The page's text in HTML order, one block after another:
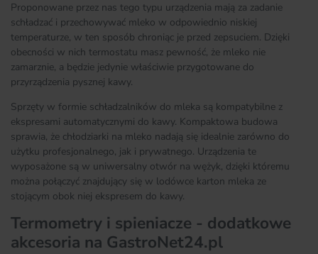
Proponowane przez nas tego typu urządzenia mają za zadanie
schładzać i przechowywać mleko w odpowiednio niskiej
temperaturze, w ten sposób chroniąc je przed zepsuciem. Dzięki
obecności w nich termostatu masz pewność, że mleko nie
zamarznie, a będzie jedynie właściwie przygotowane do
przyrządzenia pysznej kawy.
Sprzęty w formie schładzalników do mleka są kompatybilne z
ekspresami automatycznymi do kawy. Kompaktowa budowa
sprawia, że chłodziarki na mleko nadają się idealnie zarówno do
użytku profesjonalnego, jak i prywatnego. Urządzenia te
wyposażone są w uniwersalny otwór na wężyk, dzięki któremu
można połączyć znajdujący się w lodówce karton mleka ze
stojącym obok niej ekspresem do kawy.
Termometry i spieniacze - dodatkowe
akcesoria na GastroNet24.pl